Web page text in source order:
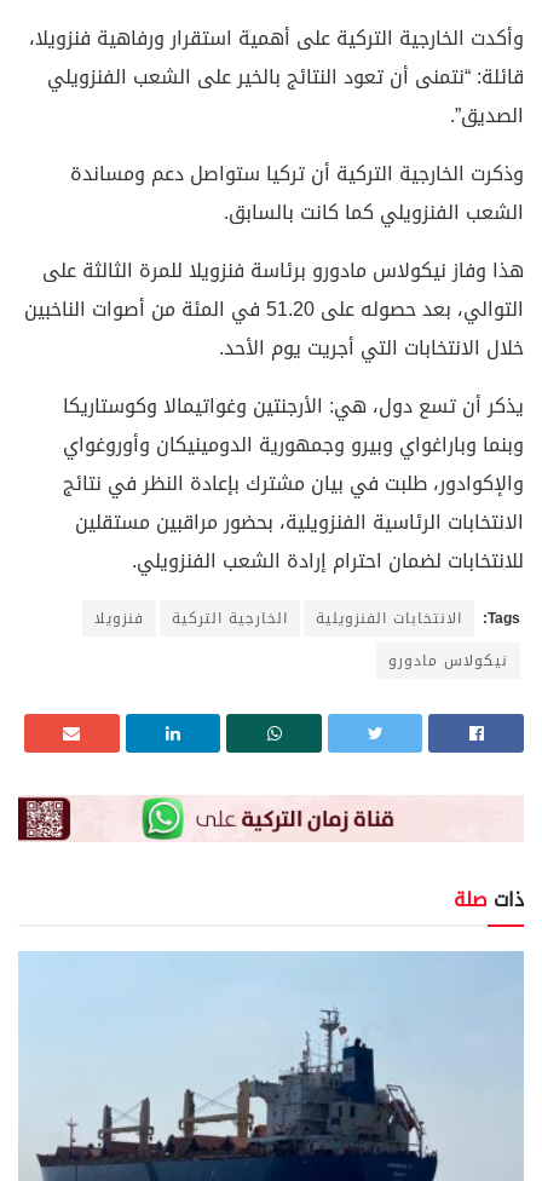
وأكدت الخارجية التركية على أهمية استقرار ورفاهية فنزويلا،
قائلة: “نتمنى أن تعود النتائج بالخير على الشعب الفنزويلي
الصديق”.
وذكرت الخارجية التركية أن تركيا ستواصل دعم ومساندة
الشعب الفنزويلي كما كانت بالسابق.
هذا وفاز نيكولاس مادورو برئاسة فنزويلا للمرة الثالثة على
التوالي، بعد حصوله على 51.20 في المئة من أصوات الناخبين
خلال الانتخابات التي أجريت يوم الأحد.
يذكر أن تسع دول، هي: الأرجنتين وغواتيمالا وكوستاريكا
وبنما وباراغواي وبيرو وجمهورية الدومينيكان وأوروغواي
والإكوادور، طلبت في بيان مشترك بإعادة النظر في نتائج
الانتخابات الرئاسية الفنزويلية، بحضور مراقبين مستقلين
للانتخابات لضمان احترام إرادة الشعب الفنزويلي.
Tags: الانتخابات الفنزويلية الخارجية التركية
فنزويلا
نيكولاس مادورو
ذات صلة